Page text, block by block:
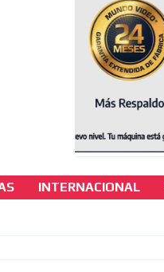
INTERNACIONAL